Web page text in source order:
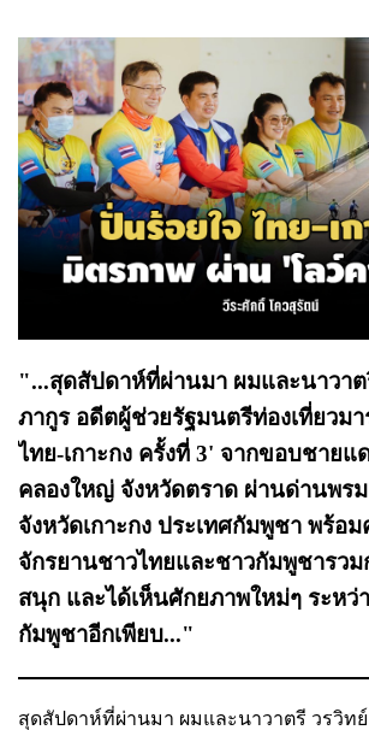
"...สุดสัปดาห์ที่ผ่านมา ผมและนาวาต
ภากูร อดีตผู้ช่วยรัฐมนตรีท่องเที่ยวม
ไทย-เกาะกง ครั้งที่ 3' จากขอบชายแ
คลองใหญ่ จังหวัดตราด ผ่านด่านพร
จังหวัดเกาะกง ประเทศกัมพูชา พร้อ
จักรยานชาวไทยและชาวกัมพูชารว
สนุก และได้เห็นศักยภาพใหม่ๆ ระหว่
กัมพูชาอีกเพียบ..."
สุดสัปดาห์ที่ผ่านมา ผมและนาวาตรี วรวิท